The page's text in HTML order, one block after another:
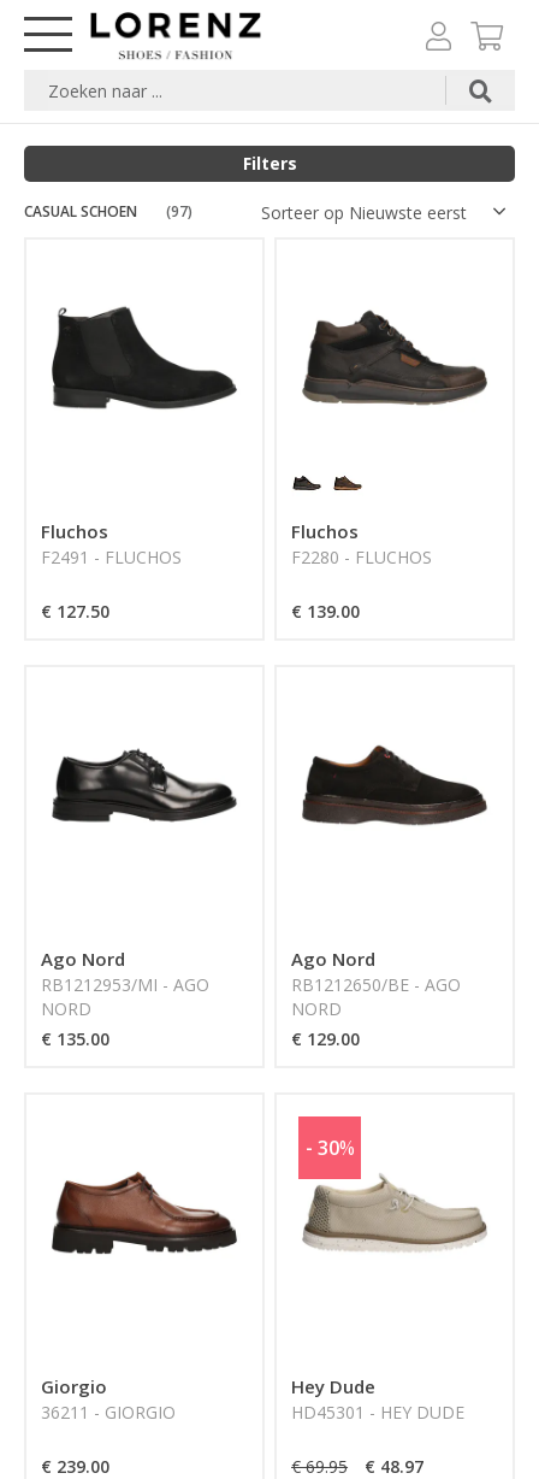
Filters
Merk
Prijs
CASUAL SCHOEN (97)
Fluchos
F2491 - FLUCHOS
€ 127.50
Fluchos
F2280 - FLUCHOS
€ 139.00
Ago Nord
RB1212953/MI - AGO
NORD
€ 135.00
Ago Nord
RB1212650/BE - AGO
NORD
€ 129.00
Giorgio
36211 - GIORGIO
€ 239.00
Hey Dude
HD45301 - HEY DUDE
€ 69.95 € 48.97
- 30%